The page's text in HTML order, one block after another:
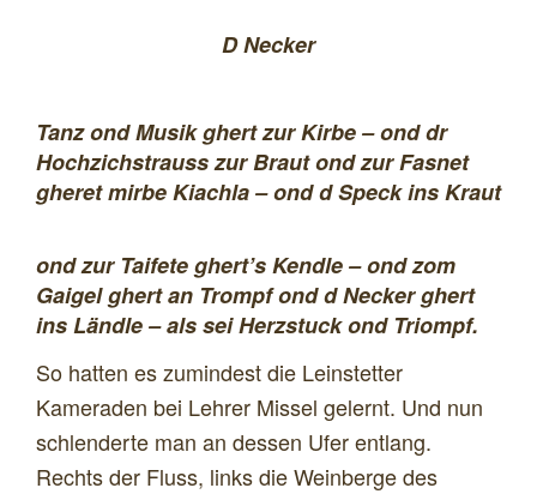
D Necker
Tanz ond Musik ghert zur Kirbe – ond dr
Hochzichstrauss zur Brautond zur Fasnet
gheret mirbe Kiachla – ond d Speck ins Kraut
ond zur Taifete ghert’s Kendle – ond zom
Gaigel ghert an Trompfond d Necker ghert
ins Ländle – als sei Herzstuck ond Triompf.
So hatten es zumindest die Leinstetter
Kameraden bei Lehrer Missel gelernt. Und nun
schlenderte man an dessen Ufer entlang.
Rechts der Fluss, links die Weinberge des